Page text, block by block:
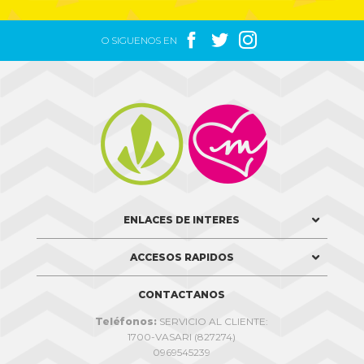
O SIGUENOS EN   

ENLACES DE INTERES
ACCESOS RAPIDOS
CONTACTANOS
Teléfonos: SERVICIO AL CLIENTE:
1700-VASARI (827274)
0969545239